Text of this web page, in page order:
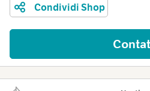
Condividi Shop